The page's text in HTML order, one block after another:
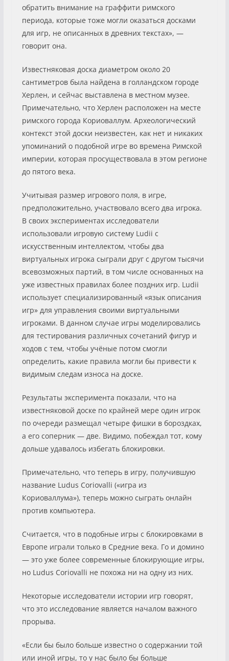
обратить внимание на граффити римского
периода, которые тоже могли оказаться досками
для игр, не описанных в древних текстах», —
говорит она.
Известняковая доска диаметром около 20
сантиметров была найдена в голландском городе
Херлен, и сейчас выставлена в местном музее.
Примечательно, что Херлен расположен на месте
римского города Кориоваллум. Археологический
контекст этой доски неизвестен, как нет и никаких
упоминаний о подобной игре во времена Римской
империи, которая просуществовала в этом регионе
до пятого века.
Учитывая размер игрового поля, в игре,
предположительно, участвовало всего два игрока.
В своих экспериментах исследователи
использовали игровую систему Ludii с
искусственным интеллектом, чтобы два
виртуальных игрока сыграли друг с другом тысячи
всевозможных партий, в том числе основанных на
уже известных правилах более поздних игр. Ludii
использует специализированный «язык описания
игр» для управления своими виртуальными
игроками. В данном случае игры моделировались
для тестирования различных сочетаний фигур и
ходов с тем, чтобы учёные потом смогли
определить, какие правила могли бы привести к
видимым следам износа на доске.
Результаты эксперимента показали, что на
известняковой доске по крайней мере один игрок
по очереди размещал четыре фишки в бороздках,
а его соперник — две. Видимо, побеждал тот, кому
дольше удавалось избегать блокировки.
Примечательно, что теперь в игру, получившую
название Ludus Coriovalli («игра из
Кориоваллума»), теперь можно сыграть онлайн
против компьютера.
Считается, что в подобные игры с блокировками в
Европе играли только в Средние века. Го и домино
— это уже более современные блокирующие игры,
но Ludus Coriovalli не похожа ни на одну из них.
Некоторые исследователи истории игр говорят,
что это исследование является началом важного
прорыва.
«Если бы было больше известно о содержании той
или иной игры, то у нас было бы больше